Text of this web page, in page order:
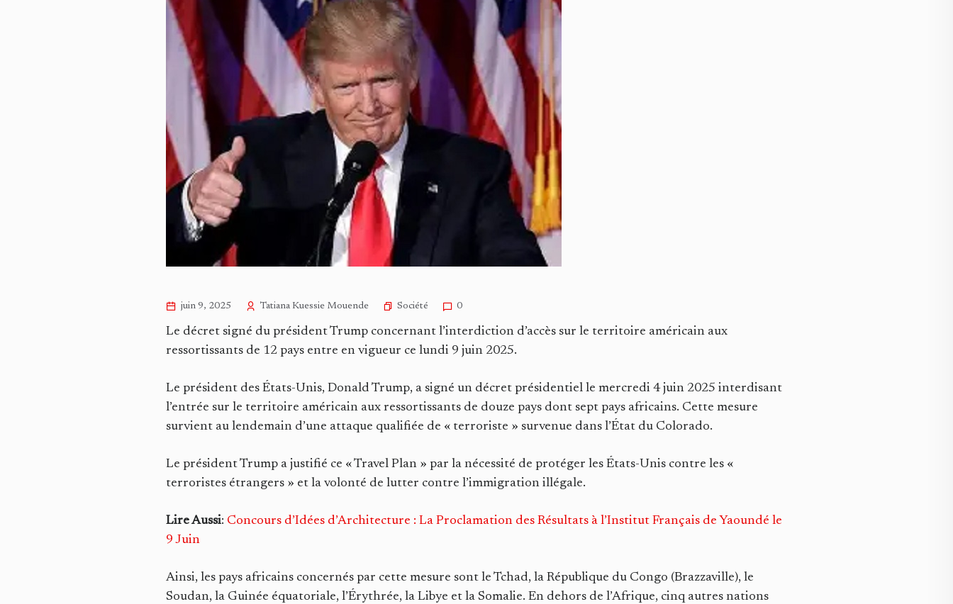
juin 9, 2025 Tatiana Kuessie Mouende Société 0
Le décret signé du président Trump concernant l’interdiction d’accès sur le territoire américain aux
ressortissants de 12 pays entre en vigueur ce lundi 9 juin 2025.
Le président des États-Unis, Donald Trump, a signé un décret présidentiel le mercredi 4 juin 2025 interdisant
l’entrée sur le territoire américain aux ressortissants de douze pays dont sept pays africains. Cette mesure
survient au lendemain d’une attaque qualifiée de « terroriste » survenue dans l’État du Colorado.
Le président Trump a justifié ce « Travel Plan » par la nécessité de protéger les États-Unis contre les «
terroristes étrangers » et la volonté de lutter contre l’immigration illégale.
Lire Aussi: Concours d’Idées d’Architecture : La Proclamation des Résultats à l’Institut Français de Yaoundé le
9 Juin
Ainsi, les pays africains concernés par cette mesure sont le Tchad, la République du Congo (Brazzaville), le
Soudan, la Guinée équatoriale, l’Érythrée, la Libye et la Somalie. En dehors de l’Afrique, cinq autres nations